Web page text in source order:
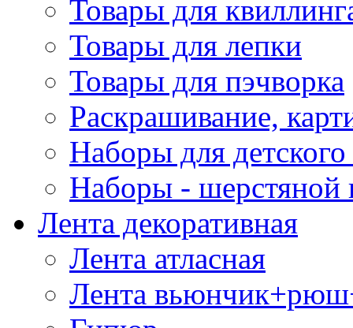
Товары для
Товары для лепки
Товары для пэчворка
Раскрашивание,
Наборы для
Наборы - шерстяной
Лента декоративная
Лента атласная
Лента